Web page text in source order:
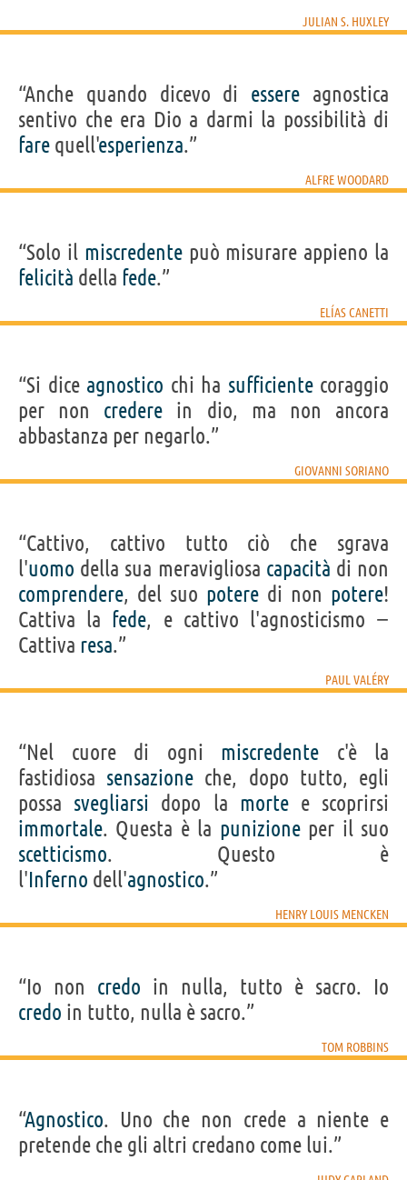
JULIAN S. HUXLEY
“Anche quando dicevo di essere agnostica
sentivo che era Dio a darmi la possibilità di
fare quell'esperienza.”
ALFRE WOODARD
“Solo il miscredentepuò misurare appieno la
felicità della fede.”
ELÍAS CANETTI
“Si dice agnostico chi ha sufficientecoraggio
per non credere in dio, ma non ancora
abbastanza per negarlo.”
GIOVANNI SORIANO
“Cattivo, cattivo tutto ciò che sgrava
l'uomo della sua meravigliosa capacità di non
comprendere, del suo potere di non potere!
Cattiva la fede, e cattivo l'agnosticismo −
Cattiva resa.”
PAUL VALÉRY
“Nel cuore di ogni miscredente c'è la
fastidiosa sensazione che, dopo tutto, egli
possa svegliarsi dopo la mortee scoprirsi
immortale. Questa è la punizioneper il suo
scetticismo. Questo è
l'Inferno dell'agnostico.”
HENRY LOUIS MENCKEN
“Io non credo in nulla, tutto è sacro. Io
credo in tutto, nulla è sacro.”
TOM ROBBINS
“Agnostico. Uno che non crede a niente e
pretende che gli altri credano come lui.”